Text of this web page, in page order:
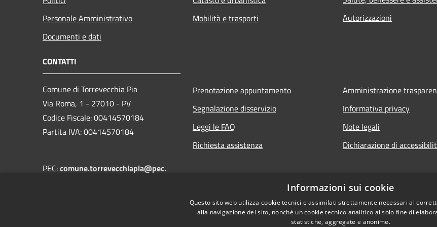
Personale Amministrativo
Documenti e dati
Mobilità e trasporti
Autorizzazioni
CONTATTI
Comune di Torrevecchia Pia
Via Roma, 1 - 27010 - PV
Codice Fiscale: 00414570184
Partita IVA: 00414570184
PEC:comune.torrevecchiapia@pec.
Prenotazione appuntamento
Segnalazione disservizio
Leggi le FAQ
Richiesta assistenza
Amministrazione
Informativa privacy
Note legali
Dichiarazione di
Informazioni sui cookie
Questo sito web utilizza cookie tecnici e assimilati strettamente necessari al
alla navigazione del sito, nonché un cookie tecnico analitico al solo fine di
statistiche, aggregate e anonime.